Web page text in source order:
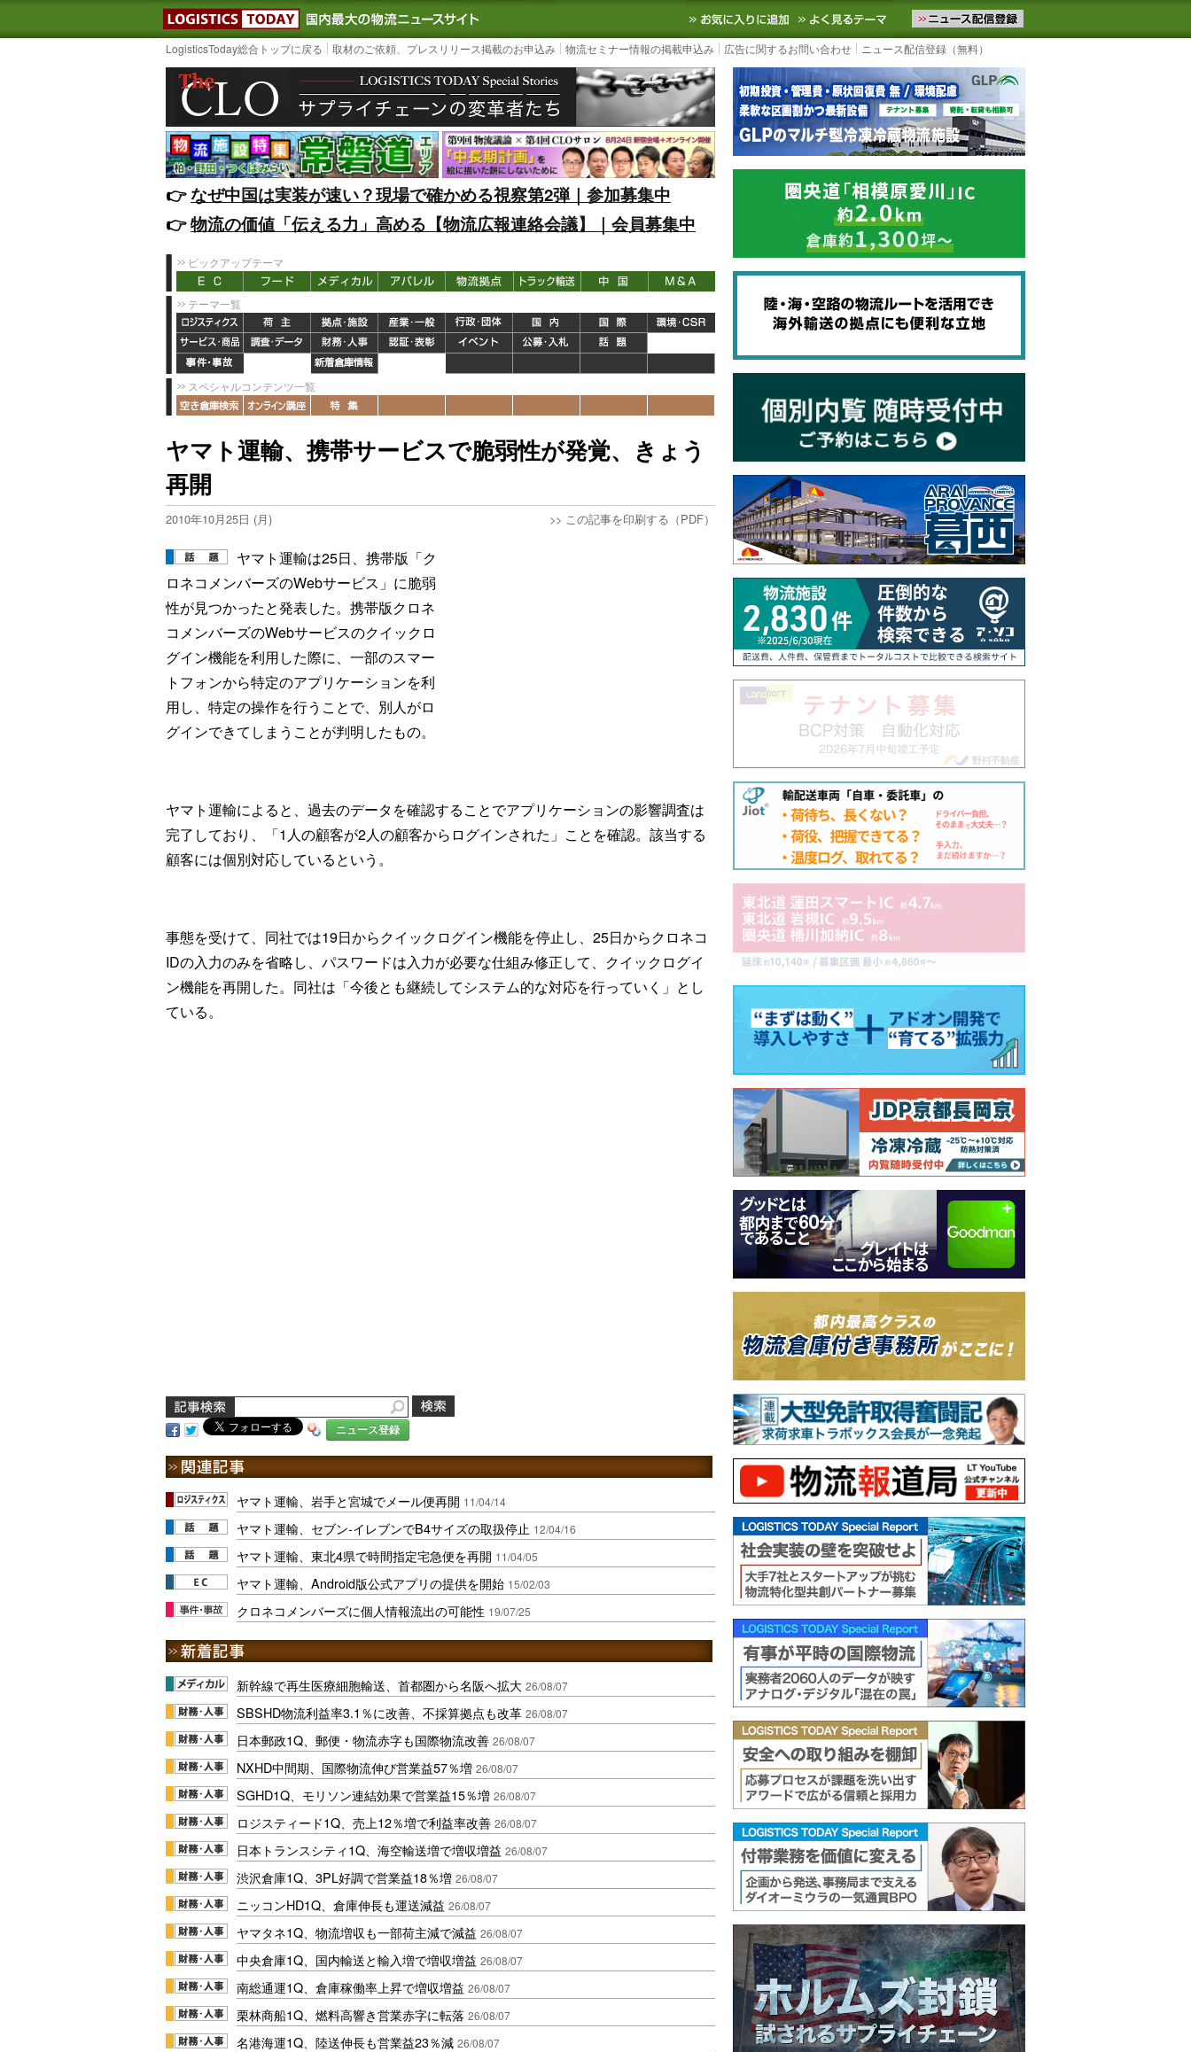
LOGISTICS TODAY｜国内最大の物流ニュースサイト3PL, SCMなど国内外の最新の物流ニュースをお届けします。物流ニュースメール配信を登録す
お気に入りに追加 よく見るテーマ
LogisticsToday総合トップに戻る 取材のご依頼、プレスリリース掲載のお申込み 物流セミナー情報の掲載申込み 広告に関するお問い合わせ ニュース配信登録（無料）
👉️なぜ中国は実装が速い？現場で確かめる視察第2弾｜参加募集中
👉️物流の価値「伝える力」高める【物流広報連絡会議】｜会員募集中
ピックアップテーマ
テーマ一覧
スペシャルコンテンツ一覧
ヤマト運輸、携帯サービスで脆弱性が発覚、きょう
再開
2010年10月25日 (月) >> この記事を印刷する（PDF）
ヤマト運輸は25日、携帯版「ク
ロネコメンバーズのWebサービス」に脆弱
性が見つかったと発表した。携帯版クロネ
コメンバーズのWebサービスのクイックロ
グイン機能を利用した際に、一部のスマー
トフォンから特定のアプリケーションを利
用し、特定の操作を行うことで、別人がロ
グインできてしまうことが判明したもの。
ヤマト運輸によると、過去のデータを確認することでアプリケーションの影響調査は
完了しており、「1人の顧客が2人の顧客からログインされた」ことを確認。該当する
顧客には個別対応しているという。
事態を受けて、同社では19日からクイックログイン機能を停止し、25日からクロネコ
IDの入力のみを省略し、パスワードは入力が必要な仕組み修正して、クイックログイ
ン機能を再開した。同社は「今後とも継続してシステム的な対応を行っていく」とし
ている。
ニュース登録
ヤマト運輸、岩手と宮城でメール便再開 11/04/14
ヤマト運輸、セブン-イレブンでB4サイズの取扱停止 12/04/16
ヤマト運輸、東北4県で時間指定宅急便を再開 11/04/05
ヤマト運輸、Android版公式アプリの提供を開始 15/02/03
クロネコメンバーズに個人情報流出の可能性 19/07/25
新幹線で再生医療細胞輸送、首都圏から名阪へ拡大 26/08/07
SBSHD物流利益率3.1％に改善、不採算拠点も改革 26/08/07
日本郵政1Q、郵便・物流赤字も国際物流改善 26/08/07
NXHD中間期、国際物流伸び営業益57％増 26/08/07
SGHD1Q、モリソン連結効果で営業益15％増 26/08/07
ロジスティード1Q、売上12％増で利益率改善 26/08/07
日本トランスシティ1Q、海空輸送増で増収増益 26/08/07
渋沢倉庫1Q、3PL好調で営業益18％増 26/08/07
ニッコンHD1Q、倉庫伸長も運送減益 26/08/07
ヤマタネ1Q、物流増収も一部荷主減で減益 26/08/07
中央倉庫1Q、国内輸送と輸入増で増収増益 26/08/07
南総通運1Q、倉庫稼働率上昇で増収増益 26/08/07
栗林商船1Q、燃料高響き営業赤字に転落 26/08/07
名港海運1Q、陸送伸長も営業益23％減 26/08/07